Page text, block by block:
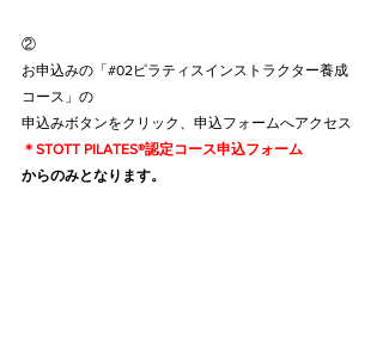
②
お申込みの「#02ピラティスインストラクター養成
コース」の
申込みボタンをクリック、申込フォームへアクセス
＊STOTT PILATES®認定コース申込フォーム
からのみとなります。